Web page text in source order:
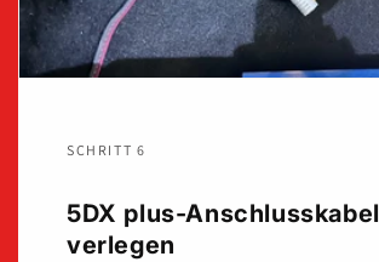
SCHRITT 6
5DX plus-Anschlusskabel
verlegen